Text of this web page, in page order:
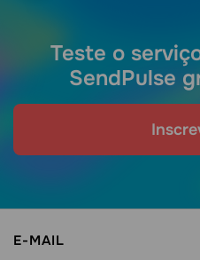
Teste o
SendPulse
E-MAIL